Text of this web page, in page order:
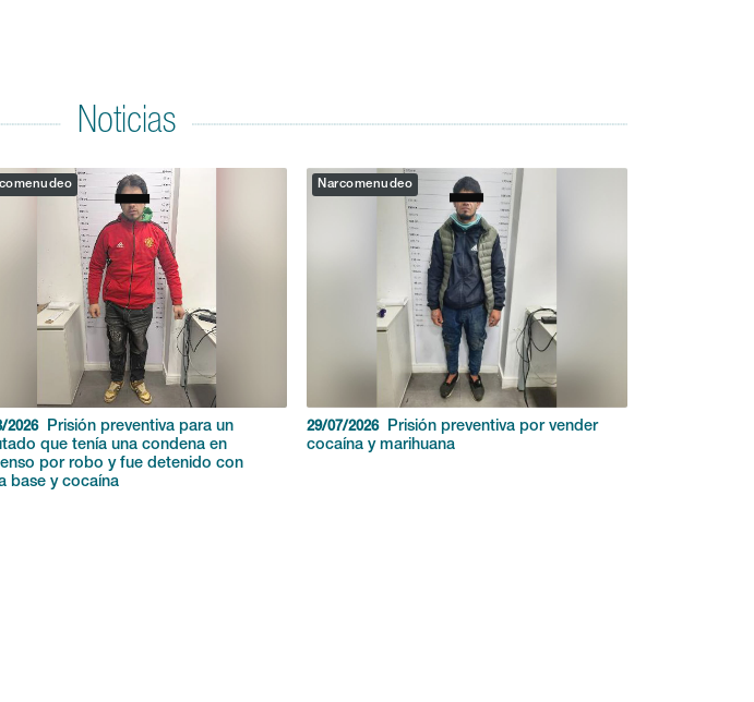
Noticias
2026
Prisión preventiva para un
que tenía una condena en
por robo y fue detenido con
base y cocaína
Narcomenudeo
29/07/2026
Prisión preventiva por vender
cocaína y marihuana